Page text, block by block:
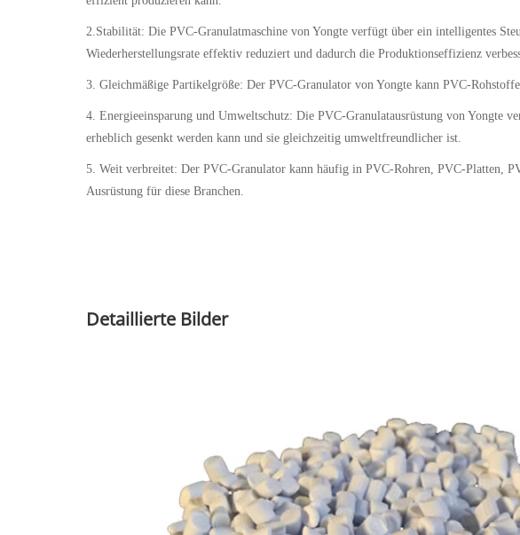
2.Stabilität: Die PVC-Granulatmaschine von Yongte verfügt über ein intelligentes
Wiederherstellungsrate effektiv reduziert und dadurch die Produktionseffizienz
3. Gleichmäßige Partikelgröße: Der PVC-Granulator von Yongte kann PVC-
4. Energieeinsparung und Umweltschutz: Die PVC-Granulatausrüstung von Yongte
erheblich gesenkt werden kann und sie gleichzeitig umweltfreundlicher ist.
5. Weit verbreitet: Der PVC-Granulator kann häufig in PVC-Rohren, PVC-Platten,
Ausrüstung für diese Branchen.
Detaillierte Bilder